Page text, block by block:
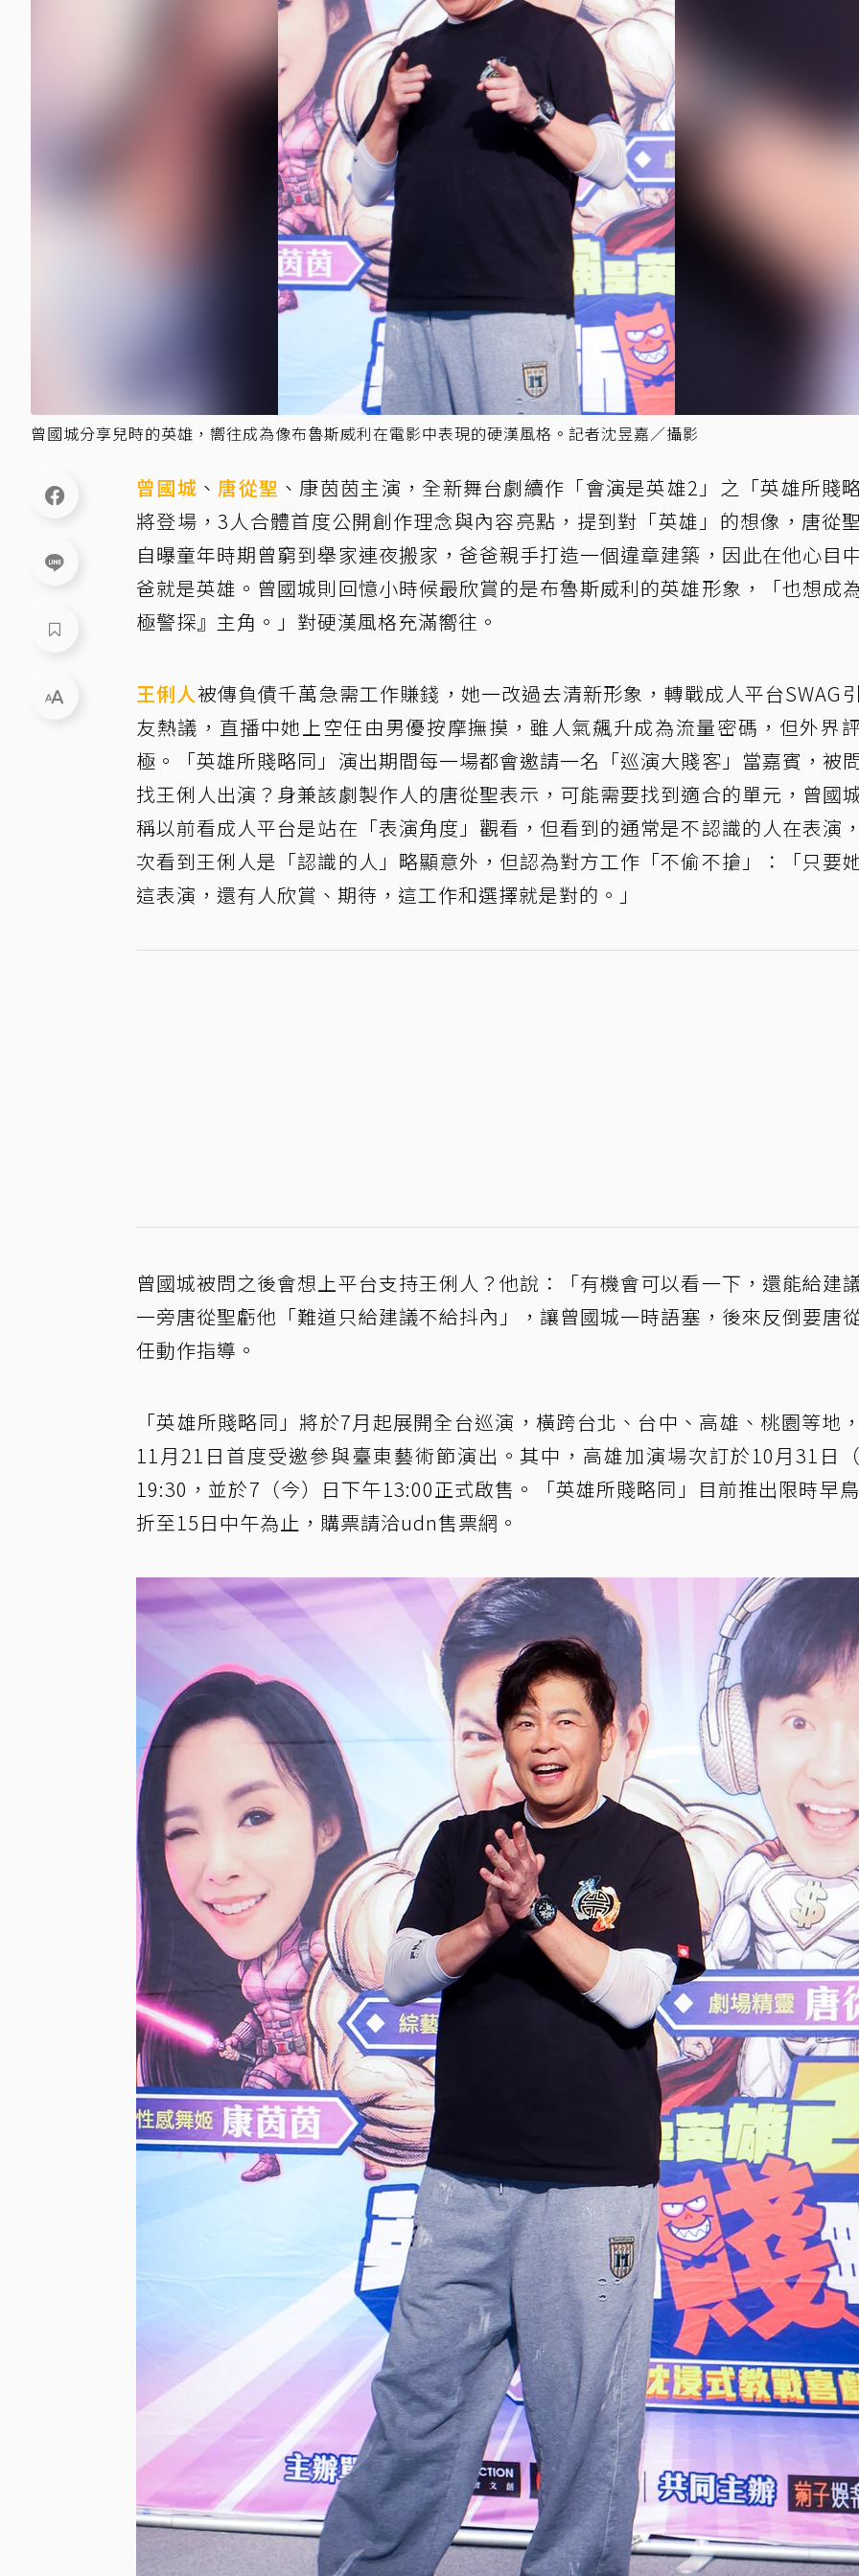
曾國城分享兒時的英雄，嚮往成為像布魯斯威利在電影中表現的硬漢風格。記者沈昱嘉／攝影
曾國城 、 唐從聖 、康茵茵主演，全新舞台劇續作「會演是英雄2」之「英雄所賤略
將登場，3人合體首度公開創作理念與內容亮點，提到對「英雄」的想像，唐從
自曝童年時期曾窮到舉家連夜搬家，爸爸親手打造一個違章建築，因此在他心目
爸就是英雄。曾國城則回憶小時候最欣賞的是布魯斯威利的英雄形象，「也想成
極警探』主角。」對硬漢風格充滿嚮往。
王俐人被傳負債千萬急需工作賺錢，她一改過去清新形象，轉戰成人平台SWAG
友熱議，直播中她上空任由男優按摩撫摸，雖人氣飆升成為流量密碼，但外界
極。「英雄所賤略同」演出期間每一場都會邀請一名「巡演大賤客」當嘉賓，被
找王俐人出演？身兼該劇製作人的唐從聖表示，可能需要找到適合的單元，曾國
稱以前看成人平台是站在「表演角度」觀看，但看到的通常是不認識的人在表演
次看到王俐人是「認識的人」略顯意外，但認為對方工作「不偷不搶」：「只要
這表演，還有人欣賞、期待，這工作和選擇就是對的。」
曾國城被問之後會想上平台支持王俐人？他說：「有機會可以看一下，還能給建議
一旁唐從聖虧他「難道只給建議不給抖內」，讓曾國城一時語塞，後來反倒要唐
任動作指導。
「英雄所賤略同」將於7月起展開全台巡演，橫跨台北、台中、高雄、桃園等地
11月21日首度受邀參與臺東藝術節演出。其中，高雄加演場次訂於10月31日（
19:30，並於7（今）日下午13:00正式啟售。「英雄所賤略同」目前推出限時早
折至15日中午為止，購票請洽udn售票網。